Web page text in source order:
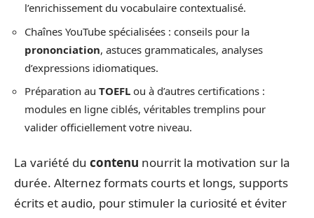
l’enrichissement du vocabulaire contextualisé.
Chaînes YouTube spécialisées : conseils pour la
prononciation, astuces grammaticales, analyses
d’expressions idiomatiques.
Préparation au TOEFL ou à d’autres certifications :
modules en ligne ciblés, véritables tremplins pour
valider officiellement votre niveau.
La variété du contenu nourrit la motivation sur la
durée. Alternez formats courts et longs, supports
écrits et audio, pour stimuler la curiosité et éviter